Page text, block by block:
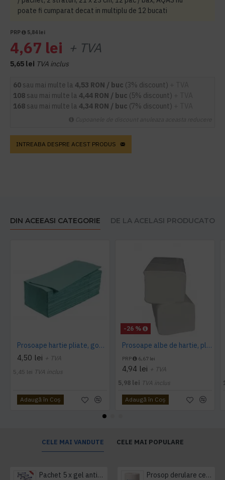
PRP 5,84 lei
4,67 lei + TVA
5,65 lei TVA inclus
poate fi cumparat decat in multiplu de 12 bucati
60 sau mai multe la 4,53 RON / buc (3% discount)
108 sau mai multe la 4,44 RON / buc (5% discount)
168 sau mai multe la 4,34 RON / buc (7% discount)
INTREABA DESPRE ACEST PRODUS
DIN ACEEASI CATEGORIE DE LA ACELASI PRODUCATOR
Prosoape hartie pliate, gofrate, verzi, 25 x 23 cm, V fold, 1 strat, AQAS, 250 buc/pachet
4,50 lei + TVA
5,45 lei TVA inclus
Adaugă în Coş
-26 %
Prosoape albe de hartie, pliate V fold, 25 x 23 cm, in 2 straturi, 160 buc/pachet, 20 pac/bax, AQAS
PRP 6,67 lei
4,94 lei + TVA
5,98 lei TVA inclus
Adaugă în Coş
CELE MAI VANDUTE CELE MAI POPULARE
Pachet 5 x gel antibacterian 50ml si 3 x Servetele antibacteriene 48 buc Hygienium Prosop derulare centrala 1 pliu, 300 m Tork